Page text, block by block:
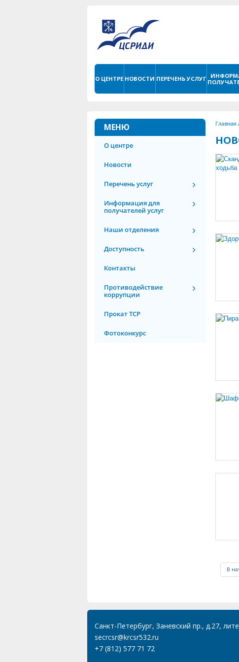
О ЦЕНТРЕ НОВОСТИ ПЕРЕЧЕНЬ УСЛУГ
МЕНЮ
О центре
Новости
Перечень услуг
Информация для
получателей услуг
Наши отделения
Доступность
Контакты
Противодействие
коррупции
Прокат ТСР
Фотоконкурс
Главная
В
Санкт-Петербург, Заневский пр., д.27,
secrcsr@krcsr532.ru
+7 (812) 577 71 72